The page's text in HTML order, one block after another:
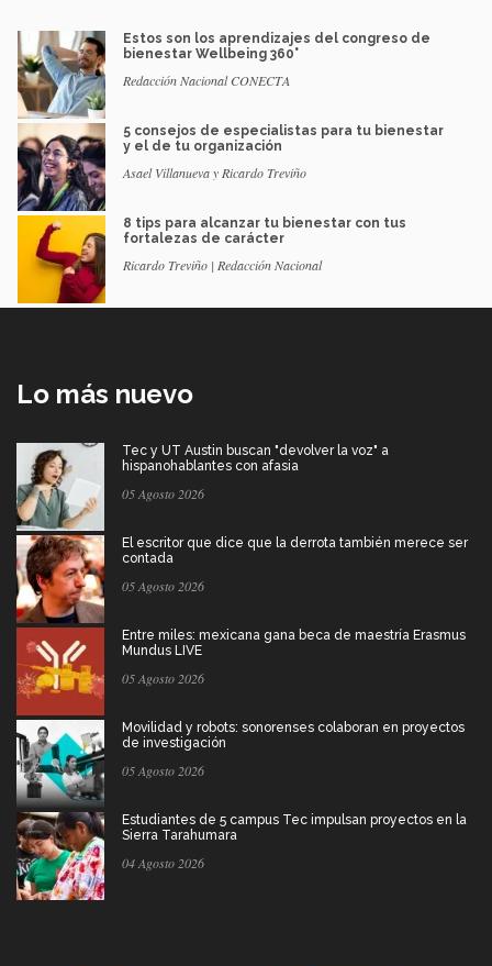
Estos son los aprendizajes del congreso de
bienestar Wellbeing 360°
Redacción Nacional CONECTA
5 consejos de especialistas para tu bienestar
y el de tu organización
Asael Villanueva y Ricardo Treviño
8 tips para alcanzar tu bienestar con tus
fortalezas de carácter
Ricardo Treviño | Redacción Nacional
Lo más nuevo
Tec y UT Austin buscan "devolver la voz" a
hispanohablantes con afasia
05 Agosto 2026
El escritor que dice que la derrota también merece ser
contada
05 Agosto 2026
Entre miles: mexicana gana beca de maestría Erasmus
Mundus LIVE
05 Agosto 2026
Movilidad y robots: sonorenses colaboran en proyectos
de investigación
05 Agosto 2026
Estudiantes de 5 campus Tec impulsan proyectos en la
Sierra Tarahumara
04 Agosto 2026